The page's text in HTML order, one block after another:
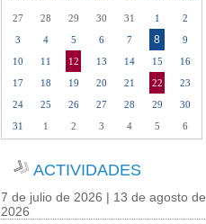
27 28 29 30 31 1
2
3
4 5 6 7 8
9
10
11 12 13 14 15
16
17
18 19 20 21 22
23
24
25 26 27 28 29
30
31
1 2 3 4 5 6
ACTIVIDADES
7 de julio de 2026 | 13 de agosto de
2026